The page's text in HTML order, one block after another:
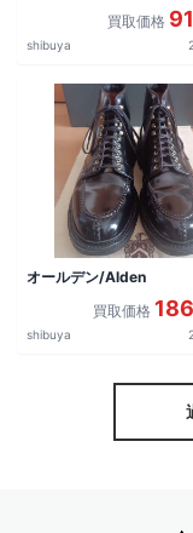
買取価格
shibuya
オールデン/Alden
買取価格
shibuya